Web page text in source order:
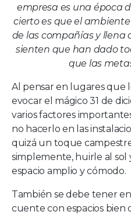
empresa es una época
cierto es que el
de las compañías y llena
sienten que han dado
que las
Al pensar en lugares que
evocar el mágico 31 de
varios factores
no hacerlo en las
quizá un toque
simplemente, huirle al sol
espacio amplio y cómodo.
También se debe tener
cuente con espacios bien